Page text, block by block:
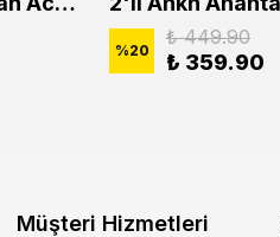
%20
₺ 449.90
₺ 359.90
Müşteri Hizmetleri